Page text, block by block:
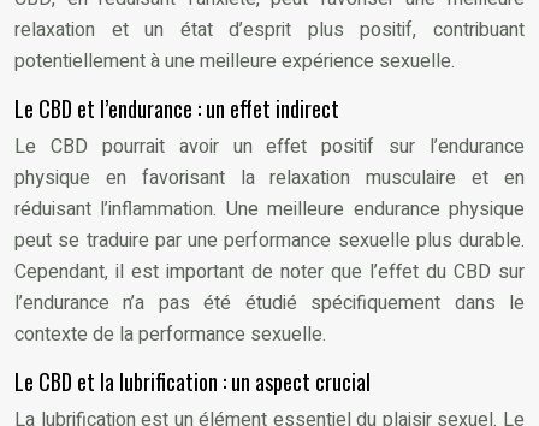
relaxation et un état d’esprit plus positif, contribuant
potentiellement à une meilleure expérience sexuelle.
Le CBD et l’endurance : un effet indirect
Le CBD pourrait avoir un effet positif sur l’endurance
physique en favorisant la relaxation musculaire et en
réduisant l’inflammation. Une meilleure endurance physique
peut se traduire par une performance sexuelle plus durable.
Cependant, il est important de noter que l’effet du CBD sur
l’endurance n’a pas été étudié spécifiquement dans le
contexte de la performance sexuelle.
Le CBD et la lubrification : un aspect crucial
La lubrification est un élément essentiel du plaisir sexuel. Le